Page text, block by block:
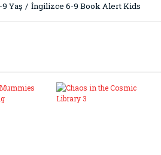
Yaş İngilizce 6-9 Book Alert Kids